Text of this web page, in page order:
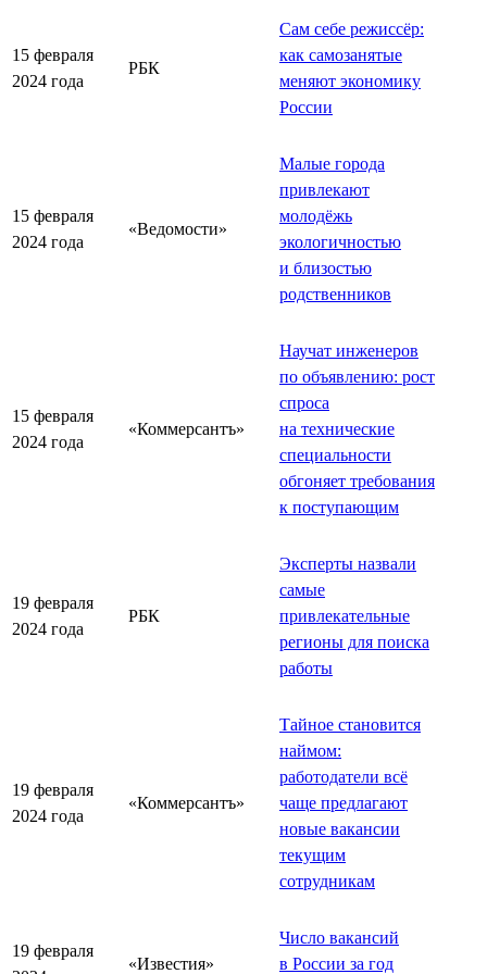
15 февраля
2024 года
РБК
Сам себе режиссёр:
как самозанятые
меняют экономику
России
15 февраля
2024 года
«Ведомости»
Малые города
привлекают
молодёжь
экологичностью
и близостью
родственников
15 февраля
2024 года
«Коммерсантъ»
Научат инженеров
по объявлению: рост
спроса
на технические
специальности
обгоняет требования
к поступающим
19 февраля
2024 года
РБК
Эксперты назвали
самые
привлекательные
регионы для поиска
работы
19 февраля
2024 года
«Коммерсантъ»
Тайное становится
наймом:
работодатели всё
чаще предлагают
новые вакансии
текущим
сотрудникам
19 февраля
«Известия»
Число вакансий
в России за год